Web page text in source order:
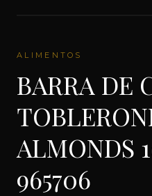
ALIMENTOS
BARRA DE
ALMONDS
965706